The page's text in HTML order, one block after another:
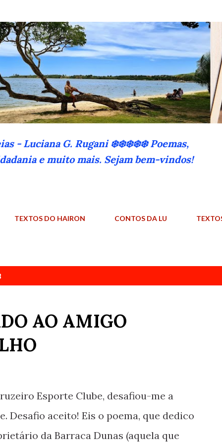
- Luciana G. Rugani ❄️❄️❄️❄️❄️ Poemas,
e muito mais. Sejam bem-vindos!
TEXTOS DO HAIRON CONTOS DA LU
AO AMIGO
Esporte Clube, desafiou-me a
Desafio aceito! Eis o poema, que dedico
da Barraca Dunas (aquela que